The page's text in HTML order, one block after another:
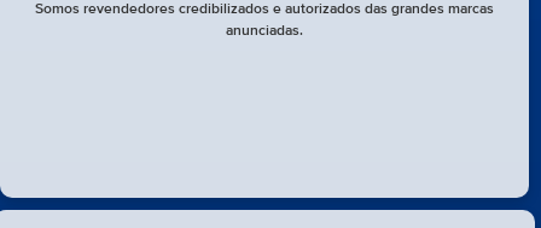
Somos revendedores credibilizados e autorizados das grandes marcas
anunciadas.